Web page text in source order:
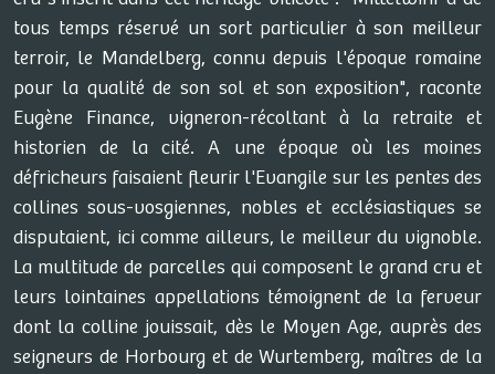
tous temps réservé un sort particulier à son meilleur
terroir, le Mandelberg, connu depuis l'époque romaine
pour la qualité de son sol et son exposition", raconte
Eugène Finance, vigneron-récoltant à la retraite et
historien de la cité. A une époque où les moines
défricheurs faisaient fleurir l'Evangile sur les pentes des
collines sous-vosgiennes, nobles et ecclésiastiques se
disputaient, ici comme ailleurs, le meilleur du vignoble.
La multitude de parcelles qui composent le grand cru et
leurs lointaines appellations témoignent de la ferveur
dont la colline jouissait, dès le Moyen Age, auprès des
seigneurs de Horbourg et de Wurtemberg, maîtres de la